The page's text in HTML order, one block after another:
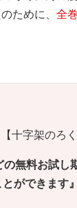
ために、 全
十字架のろく
の無料お試し
ができます』